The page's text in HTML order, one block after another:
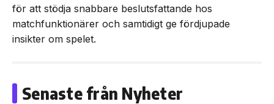
för att stödja snabbare beslutsfattande hos
matchfunktionärer och samtidigt ge fördjupade
insikter om spelet.
Senaste från Nyheter